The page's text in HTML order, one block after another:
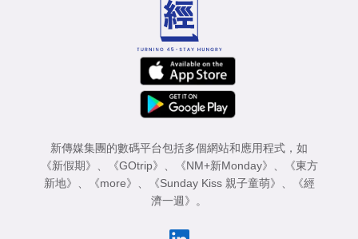
新傳媒集團的數碼平台包括多個網站和應用程式，如
《新假期》 、 《GOtrip》 、 《NM+新Monday》 、
《東方
新地》 、 《more》 、 《Sunday Kiss 親子童萌》 、
《經
濟一週》 。